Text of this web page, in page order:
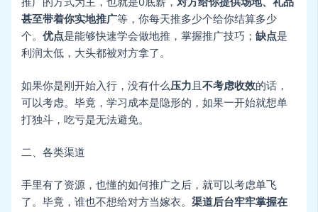
甚至带着你实地推广等，你每天推多少个给你结算多少
个。优点是能够快速学会做地推，掌握推广技巧；缺点是
利润太低，大头都被对方拿了。
如果你是刚开始入行，没有什么压力 且不考虑收效的话，
可以考虑。毕竟，学习成本是隐形的，如果一开始就想单
打独斗，吃亏是无法避免。
二、各类渠道
手里有了资源，也懂的如何推广之后，就可以考虑单飞
了。毕竟，谁也不想给对方当嫁衣。渠道后台牢牢掌握在